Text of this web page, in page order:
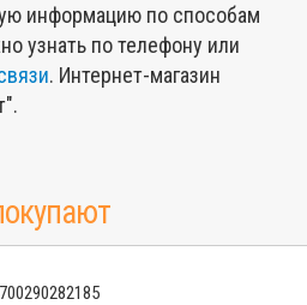
информацию по способам
узнать по телефону или
. Интернет-магазин